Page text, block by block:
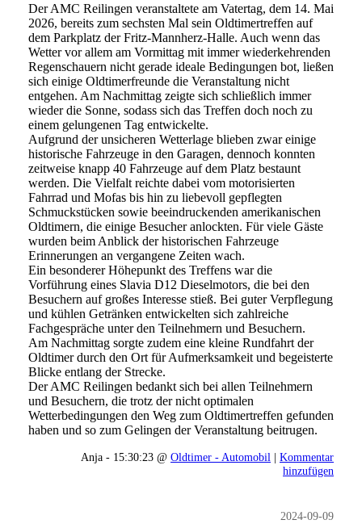
Der AMC Reilingen veranstaltete am Vatertag, dem 14. Mai
2026, bereits zum sechsten Mal sein Oldtimertreffen auf
dem Parkplatz der Fritz-Mannherz-Halle. Auch wenn das
Wetter vor allem am Vormittag mit immer wiederkehrenden
Regenschauern nicht gerade ideale Bedingungen bot, ließen
sich einige Oldtimerfreunde die Veranstaltung nicht
entgehen. Am Nachmittag zeigte sich schließlich immer
wieder die Sonne, sodass sich das Treffen doch noch zu
einem gelungenen Tag entwickelte.
Aufgrund der unsicheren Wetterlage blieben zwar einige
historische Fahrzeuge in den Garagen, dennoch konnten
zeitweise knapp 40 Fahrzeuge auf dem Platz bestaunt
werden. Die Vielfalt reichte dabei vom motorisierten
Fahrrad und Mofas bis hin zu liebevoll gepflegten
Schmuckstücken sowie beeindruckenden amerikanischen
Oldtimern, die einige Besucher anlockten. Für viele Gäste
wurden beim Anblick der historischen Fahrzeuge
Erinnerungen an vergangene Zeiten wach.
Ein besonderer Höhepunkt des Treffens war die
Vorführung eines Slavia D12 Dieselmotors, die bei den
Besuchern auf großes Interesse stieß. Bei guter Verpflegung
und kühlen Getränken entwickelten sich zahlreiche
Fachgespräche unter den Teilnehmern und Besuchern.
Am Nachmittag sorgte zudem eine kleine Rundfahrt der
Oldtimer durch den Ort für Aufmerksamkeit und begeisterte
Blicke entlang der Strecke.
Der AMC Reilingen bedankt sich bei allen Teilnehmern
und Besuchern, die trotz der nicht optimalen
Wetterbedingungen den Weg zum Oldtimertreffen gefunden
haben und so zum Gelingen der Veranstaltung beitrugen.
Anja - 15:30:23 @ Oldtimer - Automobil | Kommentar
hinzufügen
2024-09-09